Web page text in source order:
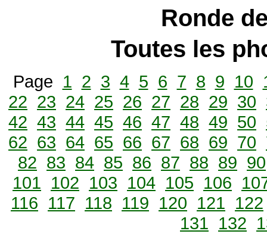
Ronde
Toutes les
Page 1 2 3 4 5 6 7 8 9 10
22 23 24 25 26 27 28 29 30
42 43 44 45 46 47 48 49 50
62 63 64 65 66 67 68 69 70
82 83 84 85 86 87 88 89 90
101 102 103 104 105 106
116 117 118 119 120 121 122
131 132